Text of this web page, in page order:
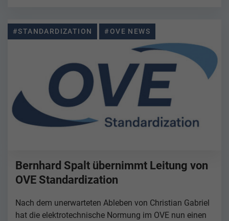
#STANDARDIZATION #OVE NEWS
Bernhard Spalt übernimmt Leitung von
OVE Standardization
Nach dem unerwarteten Ableben von Christian Gabriel
hat die elektrotechnische Normung im OVE nun einen